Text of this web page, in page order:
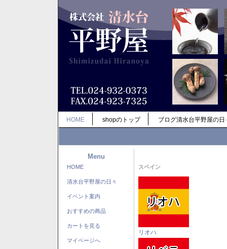
HOME shopのトップ ブログ清水台平野屋の日
Menu
HOME
清水台平野屋の日々
イベント案内
おすすめの商品
カートを見る
マイページへ
スペイン
リオハ